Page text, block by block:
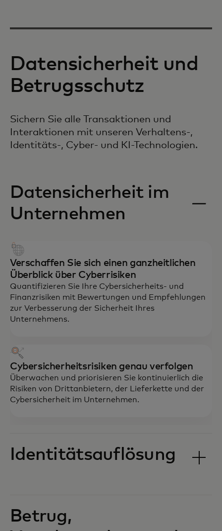
Datensicherheit und
Betrugsschutz
Sichern Sie alle Transaktionen und
Interaktionen mit unseren Verhaltens-,
Identitäts-, Cyber- und KI-Technologien.
Datensicherheit im
Unternehmen
Verschaffen Sie sich einen ganzheitlichen
Überblick über Cyberrisiken
Quantifizieren Sie Ihre Cybersicherheits- und
Finanzrisiken mit Bewertungen und Empfehlungen
zur Verbesserung der Sicherheit Ihres
Unternehmens.
Cybersicherheitsrisiken genau verfolgen
Überwachen und priorisieren Sie kontinuierlich die
Risiken von Drittanbietern, der Lieferkette und der
Cybersicherheit im Unternehmen.
Identitätsauflösung
Betrug,